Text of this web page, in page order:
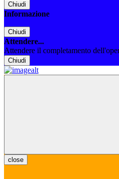
Chiudi
Informazione
Chiudi
Attendere...
Attendere il completamento
Chiudi
close